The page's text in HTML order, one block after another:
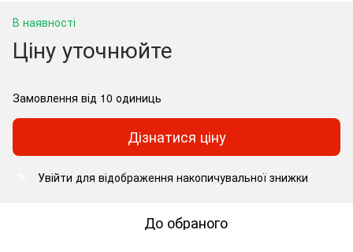
В наявності
Ціну уточнюйте
Замовлення від 10 одиниць
Дізнатися ціну
Увійти для відображення накопичувальної знижки
До обраного